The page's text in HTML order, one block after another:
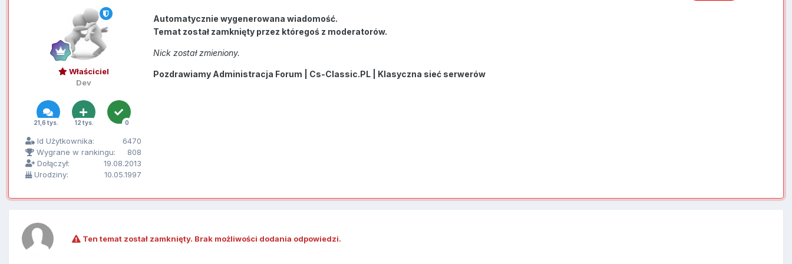
Właściciel
Dev
21,6 tys. 12 tys. 0
Id Użytkownika:
6470
Wygrane w rankingu:
808
Dołączył:
19.08.2013
Urodziny:
10.05.1997
Automatycznie wygenerowana wiadomość.
Temat został zamknięty przez któregoś z moderatorów.
Nick został zmieniony.
Pozdrawiamy Administracja Forum | Cs-Classic.PL | Klasyczna sieć serwerów
Ten temat został zamknięty. Brak możliwości dodania odpowiedzi.